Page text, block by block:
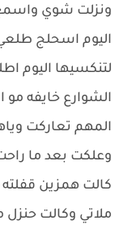
ونزلت شوي واسمع
اليوم اسحلج
لتنكسيها اليوم
الشوارع خايفه
المهم تعاركت
وعلكت بعد ما
كالت همزين
ملاتي وكالت